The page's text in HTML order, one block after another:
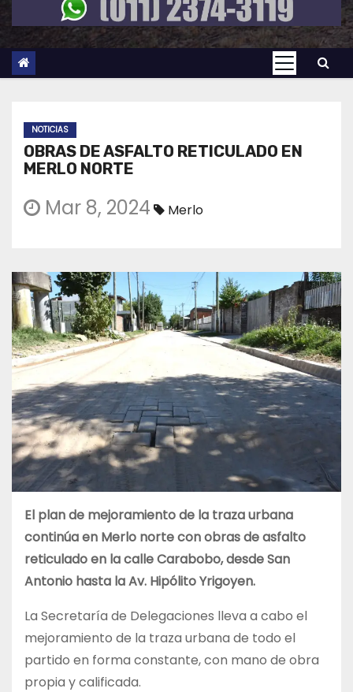
NOTICIAS
OBRAS DE ASFALTO RETICULADO EN
MERLO NORTE
Mar 8, 2024 Merlo
El plan de mejoramiento de la traza urbana
continúa en Merlo norte con obras de asfalto
reticulado en la calle Carabobo, desde San
Antonio hasta la Av. Hipólito Yrigoyen.
La Secretaría de Delegaciones lleva a cabo el
mejoramiento de la traza urbana de todo el
partido en forma constante, con mano de obra
propia y calificada.